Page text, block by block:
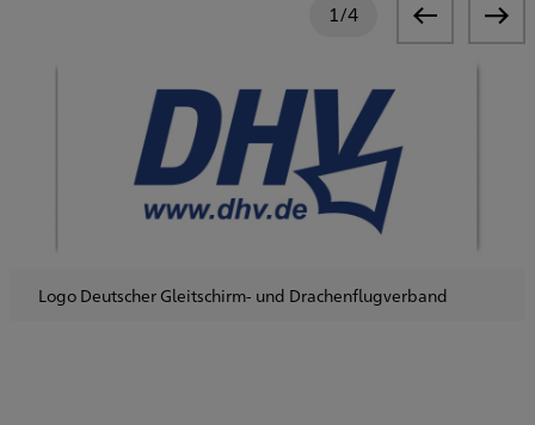
1/4
Logo Deutscher Gleitschirm- und Drachenflugverband
Logo DFV
Logo DULV
Logo DMFV - Fliegen aus Leidenschaft